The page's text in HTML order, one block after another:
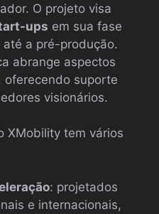
O projeto visa
ups em sua fase
a pré-produção.
abrange aspectos
oferecendo suporte
visionários.
XMobility tem vários
: projetados
e internacionais,